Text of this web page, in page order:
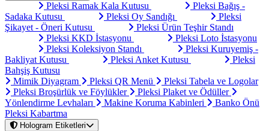
Pleksi Ramak Kala Kutusu
Pleksi Bağış -
Sadaka Kutusu
Pleksi Oy Sandığı
Pleksi
Şikayet - Öneri Kutusu
Pleksi Ürün Teşhir Standı
Pleksi KKD İstasyonu
Pleksi Loto İstasyonu
Pleksi Koleksiyon Standı
Pleksi Kuruyemiş -
Bakliyat Kutusu
Pleksi Anket Kutusu
Pleksi
Bahşiş Kutusu
Mimik Diyagram
Pleksi QR Menü
Pleksi Tabela ve Logolar
Pleksi Broşürlük ve Föylükler
Pleksi Plaket ve Ödüller
Yönlendirme Levhaları
Makine Koruma Kabinleri
Banko Önü
Pleksi Kabartma
Hologram Etiketleri